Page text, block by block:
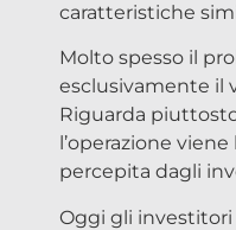
caratteristiche
Molto spesso il
esclusivamente il
Riguarda
l’operazione
percepita dagli
Oggi gli